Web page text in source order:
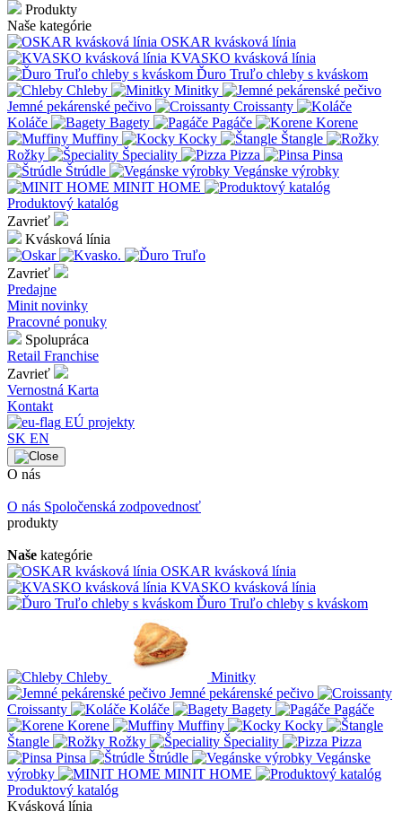
Produkty
Naše kategórie
OSKAR kvásková línia
KVASKO kvásková línia
Ďuro Truľo chleby s kváskom
Chleby
Minitky
Jemné pekárenské pečivo
Croissanty
Koláče
Bagety Pagáče
Korene
Muffiny
Kocky
Štangle
Rožky
Špeciality Pizza
Pinsa
Štrúdle
Vegánske výrobky
MINIT HOME
Produktový katalóg
Zavrieť
Kvásková línia
Zavrieť
Predajne
Minit novinky
Pracovné ponuky
Spolupráca
Retail Franchise
Zavrieť
Vernostná Karta
Kontakt
EÚ projekty
SK EN
O nás
O nás Spoločenská zodpovednosť
produkty
Naše kategórie
OSKAR kvásková línia
KVASKO kvásková línia
Ďuro Truľo chleby s kváskom
Chleby
Minitky
Jemné pekárenské pečivo
Croissanty
Koláče Bagety
Pagáče
Korene
Muffiny
Kocky
Štangle
Rožky Špeciality
Pizza
Pinsa
Štrúdle
Vegánske
výrobky
MINIT HOME
Produktový katalóg
Kvásková línia